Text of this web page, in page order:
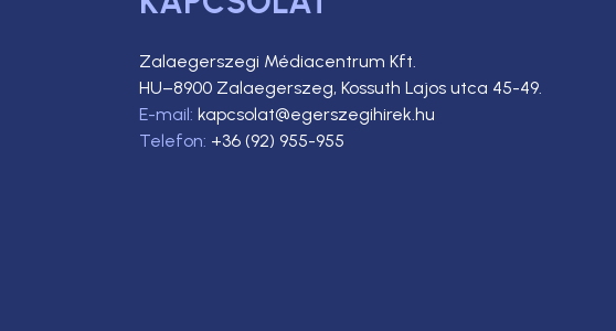
Zalaegerszegi Médiacentrum Kft.
HU–8900 Zalaegerszeg, Kossuth Lajos utca 45-49.
E-mail: kapcsolat@egerszegihirek.hu
Telefon: +36 (92) 955-955